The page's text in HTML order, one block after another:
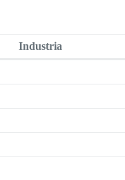
Industria